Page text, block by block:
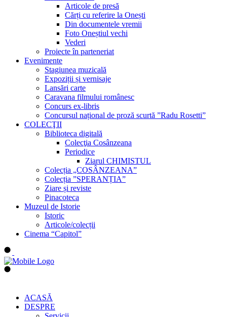
Articole de presă
Cărți cu referire la Onești
Din documentele vremii
Foto Oneștiul vechi
Vederi
Proiecte în parteneriat
Evenimente
Stagiunea muzicală
Expoziții și vernisaje
Lansări carte
Caravana filmului românesc
Concurs ex-libris
Concursul național de proză scurtă ”Radu Rosetti”
COLECŢII
Biblioteca digitală
Colecţia Cosânzeana
Periodice
Ziarul CHIMISTUL
Colecția „COSÂNZEANA”
Colecția ”SPERANȚIA”
Ziare și reviste
Pinacoteca
Muzeul de Istorie
Istoric
Articole/colecții
Cinema “Capitol”
ACASĂ
DESPRE